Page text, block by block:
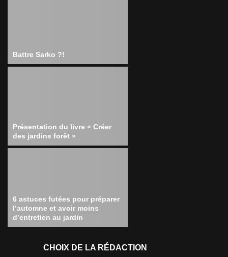
Battre Sarko ?!
Présentation du livre « Créer
des jardins forêt »
6 astuces futées pour préparer
l’automne et avoir moins
d’entretien au jardin
CHOIX DE LA RÉDACTION